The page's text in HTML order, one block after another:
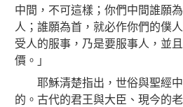
中間，不可這樣；你們中間誰願
人；誰願為首，就必作你們的僕
受人的服事，乃是要服事人，並
價。」
耶穌清楚指出，世俗與聖經中
的。古代的君王與大臣、現今的